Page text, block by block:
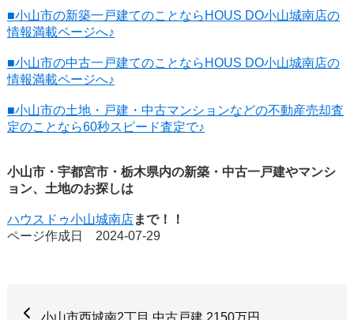
■小山市の新築一戸建てのことならHOUS DO小山城南店の
情報満載ページへ♪
■小山市の中古一戸建てのことならHOUS DO小山城南店の
情報満載ページへ♪
■小山市の土地・戸建・中古マンションなどの不動産売却査
定のことなら60秒スピード査定で♪
小山市・宇都宮市・栃木県内の新築・中古一戸建やマンシ
ョン、土地のお探しは
ハウスドゥ小山城南店まで！！
ページ作成日 2024-07-29
小山市西城南2丁目 中古戸建 2150万円